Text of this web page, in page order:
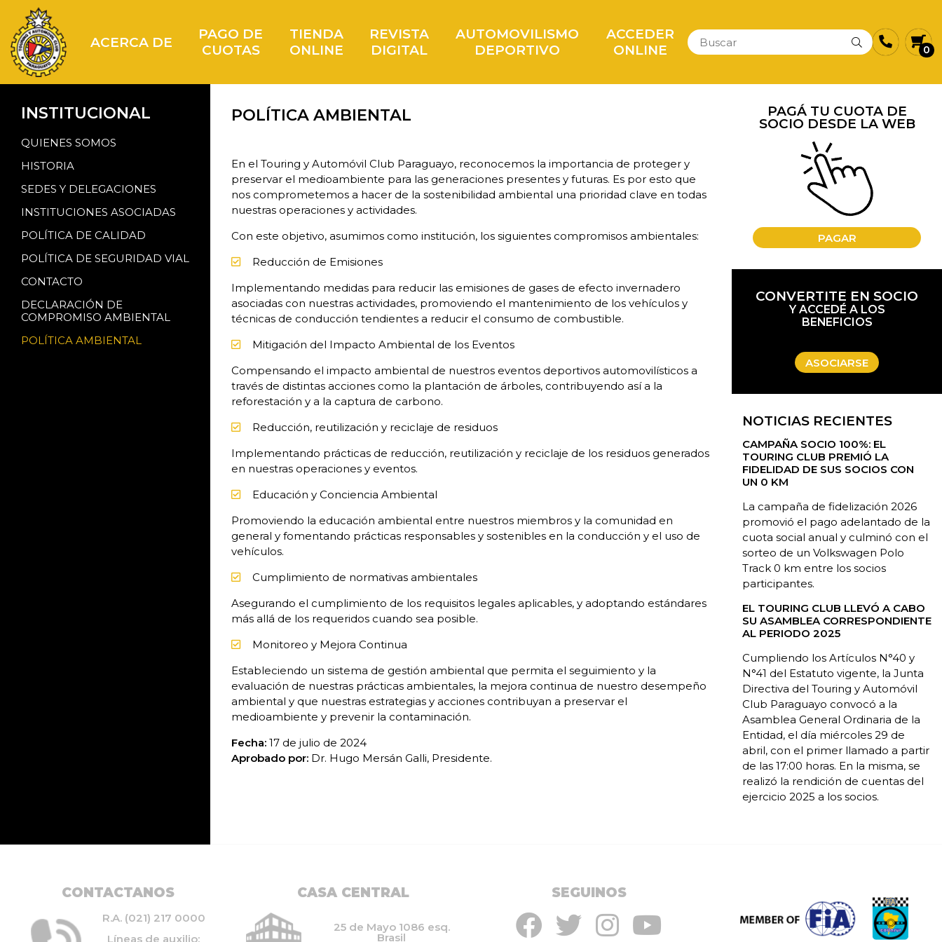
ACERCA DE
PAGO DE
CUOTAS
TIENDA
ONLINE
REVISTA
DIGITAL
AUTOMOVILISMO
DEPORTIVO
ACCEDER
ONLINE
0
INSTITUCIONAL
QUIENES SOMOS
HISTORIA
SEDES Y DELEGACIONES
INSTITUCIONES ASOCIADAS
POLÍTICA DE CALIDAD
POLÍTICA DE SEGURIDAD VIAL
CONTACTO
DECLARACIÓN DE
COMPROMISO AMBIENTAL
POLÍTICA AMBIENTAL
POLÍTICA AMBIENTAL
En el Touring y Automóvil Club Paraguayo, reconocemos la importancia de proteger y
preservar el medioambiente para las generaciones presentes y futuras. Es por esto que
nos comprometemos a hacer de la sostenibilidad ambiental una prioridad clave en todas
nuestras operaciones y actividades.
Con este objetivo, asumimos como institución, los siguientes compromisos ambientales:
Reducción de Emisiones
Implementando medidas para reducir las emisiones de gases de efecto invernadero
asociadas con nuestras actividades, promoviendo el mantenimiento de los vehículos y
técnicas de conducción tendientes a reducir el consumo de combustible.
Mitigación del Impacto Ambiental de los Eventos
Compensando el impacto ambiental de nuestros eventos deportivos automovilísticos a
través de distintas acciones como la plantación de árboles, contribuyendo así a la
reforestación y a la captura de carbono.
Reducción, reutilización y reciclaje de residuos
Implementando prácticas de reducción, reutilización y reciclaje de los residuos generados
en nuestras operaciones y eventos.
Educación y Conciencia Ambiental
Promoviendo la educación ambiental entre nuestros miembros y la comunidad en
general y fomentando prácticas responsables y sostenibles en la conducción y el uso de
vehículos.
Cumplimiento de normativas ambientales
Asegurando el cumplimiento de los requisitos legales aplicables, y adoptando estándares
más allá de los requeridos cuando sea posible.
Monitoreo y Mejora Continua
Estableciendo un sistema de gestión ambiental que permita el seguimiento y la
evaluación de nuestras prácticas ambientales, la mejora continua de nuestro desempeño
ambiental y que nuestras estrategias y acciones contribuyan a preservar el
medioambiente y prevenir la contaminación.
Fecha: 17 de julio de 2024
Aprobado por: Dr. Hugo Mersán Galli, Presidente.
PAGÁ TU CUOTA DE
SOCIO DESDE LA WEB
PAGAR
CONVERTITE EN SOCIO
Y ACCEDÉ A LOS
BENEFICIOS
ASOCIARSE
NOTICIAS RECIENTES
CAMPAÑA SOCIO 100%: EL
TOURING CLUB PREMIÓ LA
FIDELIDAD DE SUS SOCIOS CON
UN 0 KM
La campaña de fidelización 2026
promovió el pago adelantado de la
cuota social anual y culminó con el
sorteo de un Volkswagen Polo
Track 0 km entre los socios
participantes.
EL TOURING CLUB LLEVÓ A CABO
SU ASAMBLEA CORRESPONDIENTE
AL PERIODO 2025
Cumpliendo los Artículos N°40 y
N°41 del Estatuto vigente, la Junta
Directiva del Touring y Automóvil
Club Paraguayo convocó a la
Asamblea General Ordinaria de la
Entidad, el día miércoles 29 de
abril, con el primer llamado a partir
de las 17:00 horas. En la misma, se
realizó la rendición de cuentas del
ejercicio 2025 a los socios.
CONTACTANOS
R.A. (021) 217 0000
Líneas de auxilio:
CASA CENTRAL
25 de Mayo 1086 esq.
Brasil
SEGUINOS